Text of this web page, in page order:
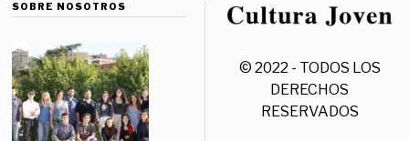
SOBRE NOSOTROS
© 2022 - TODOS LOS
DERECHOS
RESERVADOS